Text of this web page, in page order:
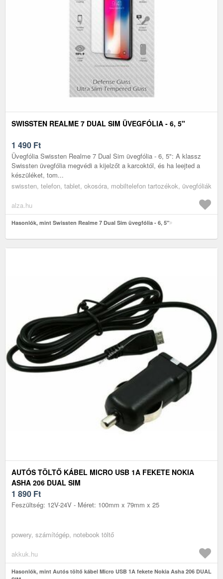
SWISSTEN REALME 7 DUAL SIM ÜVEGFÓLIA - 6, 5"
1 490 Ft
Üvegfólia Swissten Realme 7 Dual Sim üvegfólia - 6, 5": A klassz
Swissten üvegfólia megvédi a kijelzőt a karcoktól, és ha leejted a
készüléket, tom...
swissten, telefon, tablet, okosóra, mobiltelefon tartozékok, üvegfóliák
alza.hu
Hasonlók, mint Swissten Realme 7 Dual Sim üvegfólia - 6, 5"
AUTÓS TÖLTŐ KÁBEL MICRO USB 1A FEKETE NOKIA
ASHA 206 DUAL SIM
1 890 Ft
Feszültség: 12V-24V - Méret: 100mm x 79mm x 25
powery, számítógép, notebook töltő
akkuk.hu
Hasonlók, mint Autós töltő kábel Micro USB 1A fekete Nokia Asha 206 DUAL